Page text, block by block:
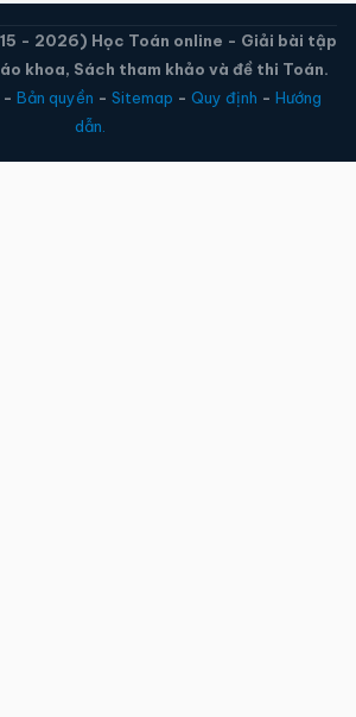
- 2026) Học Toán online - Giải bài tập
khoa, Sách tham khảo và đề thi Toán.
- Bản quyền - Sitemap - Quy định - Hướng
dẫn.